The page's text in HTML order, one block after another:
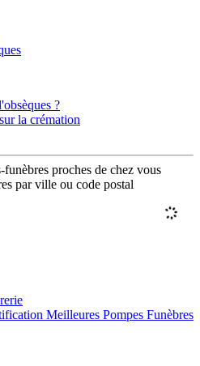
?
la crémation
proches de chez vous
par ville ou code postal
Meilleures Pompes Funèbres